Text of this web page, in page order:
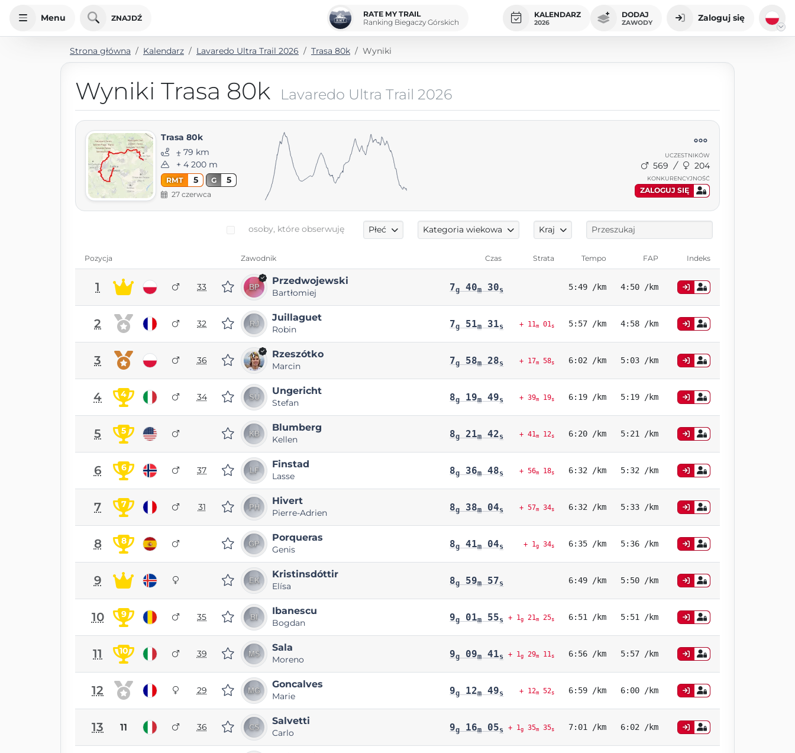
Menu ZNAJDŹ
RATE MY TRAIL
Ranking Biegaczy Górskich
KALENDARZ
2026
DODAJ
ZAWODY Zaloguj się
Strona główna Kalendarz Lavaredo Ultra Trail 2026 Trasa 80k Wyniki
Wyniki Trasa 80k Lavaredo Ultra Trail 2026
Trasa 80k
⨦ 79 km
+ 4 200 m
RMT 5 G 5
27 czerwca
UCZESTNIKÓW
569 204
KONKURENCYJNOŚĆ
ZALOGUJ SIĘ
osoby, które obserwuję Płeć Kategoria wiekowa Kraj
Pozycja Zawodnik Czas Strata Tempo FAP Indeks
1 33
Przedwojewski
Bartłomiej 7g 40m 30s 5:49 /km 4:50 /km
2 32
Juillaguet
Robin 7g 51m 31s + 11m01s 5:57 /km 4:58 /km
3 36
Rzeszótko
Marcin 7g 58m 28s + 17m58s 6:02 /km 5:03 /km
4 4 34
Ungericht
Stefan 8g 19m 49s + 39m19s 6:19 /km 5:19 /km
5 5 Blumberg
Kellen 8g 21m 42s + 41m12s 6:20 /km 5:21 /km
6 6 37
Finstad
Lasse 8g 36m 48s + 56m18s 6:32 /km 5:32 /km
7 7 31
Hivert
Pierre-Adrien 8g 38m 04s + 57m34s 6:32 /km 5:33 /km
8 8 Porqueras
Genis 8g 41m 04s + 1g34s 6:35 /km 5:36 /km
9 Kristinsdóttir
Elísa 8g 59m 57s 6:49 /km 5:50 /km
10 9 35
Ibanescu
Bogdan 9g 01m 55s + 1g21m25s 6:51 /km 5:51 /km
11 10 39
Sala
Moreno 9g 09m 41s + 1g29m11s 6:56 /km 5:57 /km
12 29
Goncalves
Marie 9g 12m 49s + 12m52s 6:59 /km 6:00 /km
13 11 36
Salvetti
Carlo 9g 16m 05s + 1g35m35s 7:01 /km 6:02 /km